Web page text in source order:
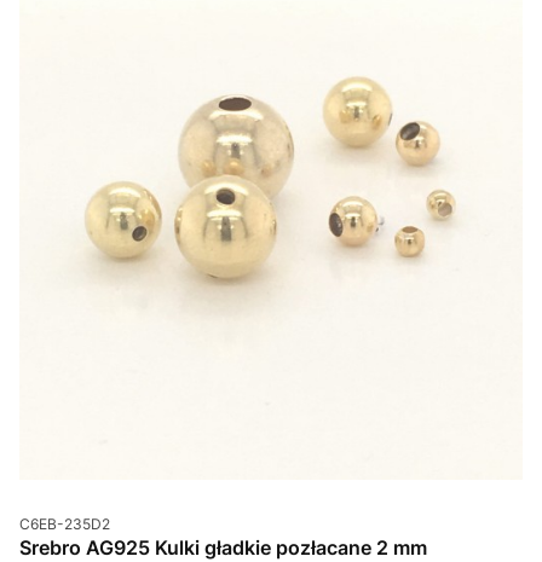
Kod produktu
C6EB-235D2
Srebro AG925 Kulki gładkie pozłacane 2 mm